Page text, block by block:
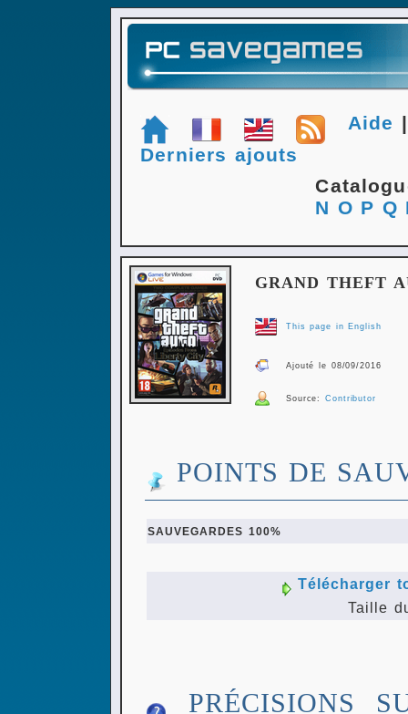
Aide
Derniers ajouts
N O P Q
GRAND THEFT
This page in English
Ajouté le 08/09/2016
Source:Contributor
POINTS DE
SAUVEGARDES 100%
Télécharger
Taille
PRÉCISIONS